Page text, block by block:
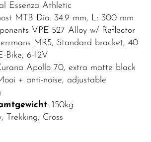
Essenza Athletic
MTB Dia. 34.9 mm, L: 300 mm
VPE-527 Alloy w/ Reflector
MR5, Standard bracket, 40
Bike, 6-12V
Apollo 70, extra matte black
+ anti-noise, adjustable
: 150kg
Trekking, Cross